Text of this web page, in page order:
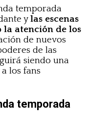
temporada
ylas escenas
atención de los
de nuevos
de las
siendo una
los fans
temporada